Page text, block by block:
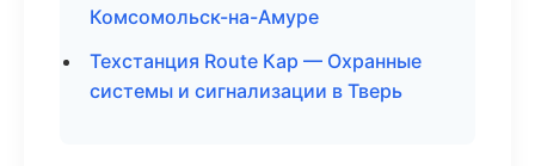
Комсомольск-на-Амуре
Техстанция Route Кар — Охранные
системы и сигнализации в Тверь